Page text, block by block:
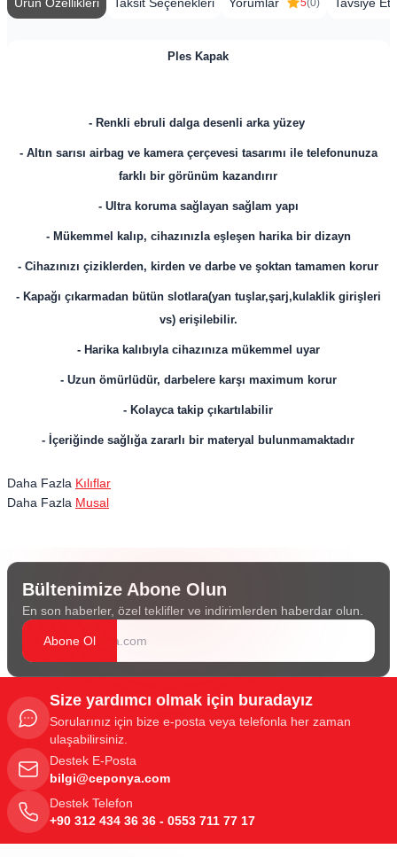
Ürün Özellikleri Taksit Seçenekleri Yorumlar 5(0) Tavsiye Et
Ples Kapak
- Renkli ebruli dalga desenli arka yüzey
- Altın sarısı airbag ve kamera çerçevesi tasarımı ile telefonunuza
farklı bir görünüm kazandırır
- Ultra koruma sağlayan sağlam yapı
- Mükemmel kalıp, cihazınızla eşleşen harika bir dizayn
- Cihazınızı çiziklerden, kirden ve darbe ve şoktan tamamen korur
- Kapağı çıkarmadan bütün slotlara(yan tuşlar,şarj,kulaklik girişleri
vs) erişilebilir.
- Harika kalıbıyla cihazınıza mükemmel uyar
- Uzun ömürlüdür, darbelere karşı maximum korur
- Kolayca takip çıkartılabilir
- İçeriğinde sağlığa zararlı bir materyal bulunmamaktadır
Daha Fazla Kılıflar
Daha Fazla Musal
Bültenimize Abone Olun
En son haberler, özel teklifler ve indirimlerden haberdar olun.
Abone Ol
Size yardımcı olmak için buradayız
Sorularınız için bize e-posta veya telefonla her zaman
ulaşabilirsiniz.
Destek E-Posta
bilgi@ceponya.com
Destek Telefon
+90 312 434 36 36 - 0553 711 77 17